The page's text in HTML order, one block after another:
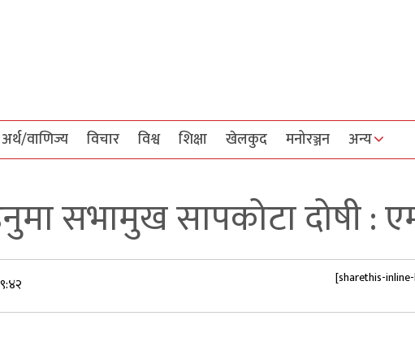
अर्थ/वाणिज्य विचार विश्व शिक्षा खेलकुद मनोरञ्जन अन्य
सभामुख सापकोटा दोषी :
[sharethis-